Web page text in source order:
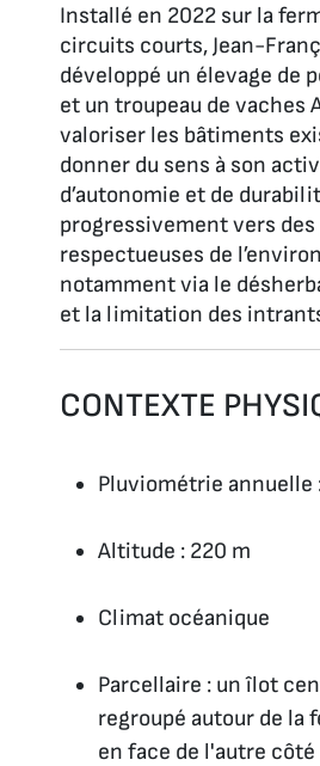
Installé en 2022 sur la
circuits courts, Jean-
développé un élevage de
et un troupeau de vaches
valoriser les bâtiments
donner du sens à son
d’autonomie et de
progressivement vers
respectueuses de
notamment via le
et la limitation des
CONTEXTE
Pluviométrie annuelle
Altitude : 220 m
Climat océanique
Parcellaire : un îlot
regroupé autour de la
en face de l'autre côté